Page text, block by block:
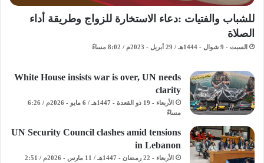
للشباب والفتيات :دعاء الاستخارة للزواج وطريقة أداء
الصلاة
السبت - 9 شوال - 1444هـ / 29 أبريل - 2023م / 8:02 مساءً
White House insists war is over, UN needs
clarity
الأربعاء - 19 ذو القعدة - 1447هـ / 6 مايو - 2026م / 6:26
مساءً
UN Security Council clashes amid tensions
in Lebanon
الأربعاء - 22 رمضان - 1447هـ / 11 مارس - 2026م / 2:51